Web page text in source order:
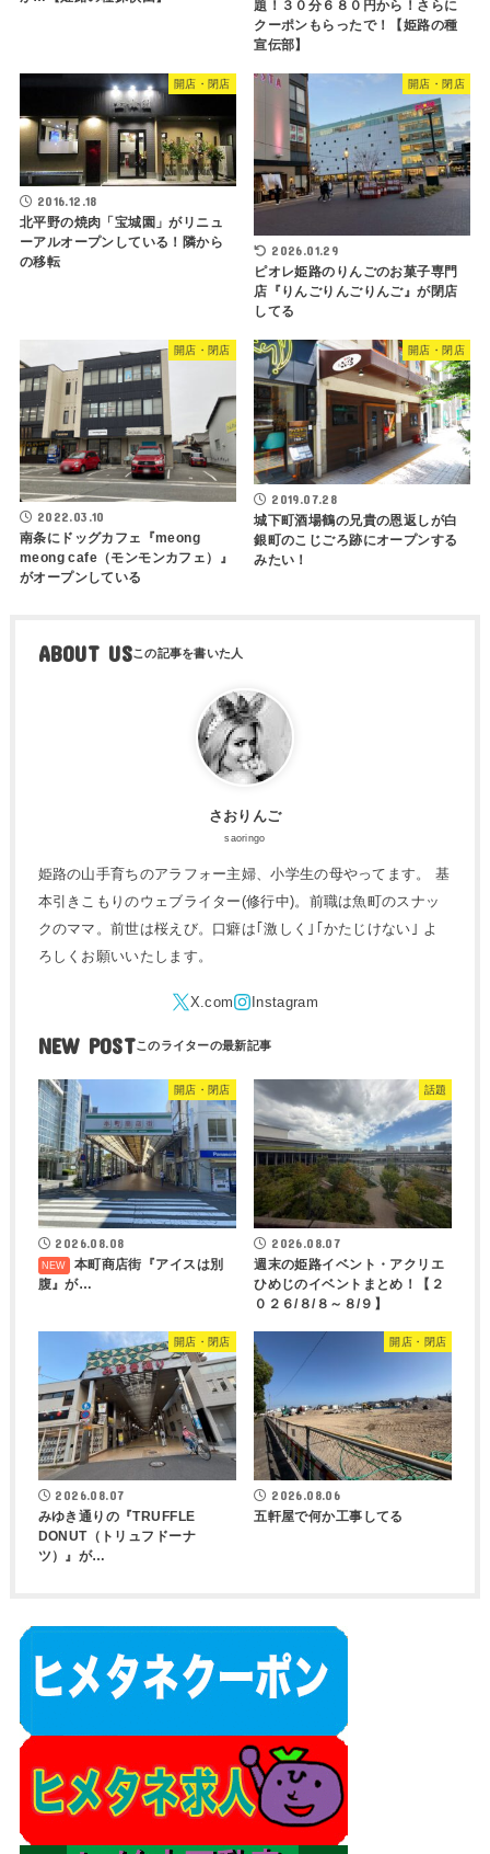
題！３０分６８０円から！さらに
クーポンもらったで！【姫路の種
宣伝部】
開店・閉店
2016.12.18
北平野の焼肉「宝城園」がリニュ
ーアルオープンしている！隣から
の移転
開店・閉店
2026.01.29
ピオレ姫路のりんごのお菓子専門
店『りんごりんごりんご』が閉店
してる
開店・閉店
2022.03.10
南条にドッグカフェ『meong
meong cafe（モンモンカフェ）』
がオープンしている
開店・閉店
2019.07.28
城下町酒場鶴の兄貴の恩返しが白
銀町のこじごろ跡にオープンする
みたい！
ABOUT US
さおりんご
saoringo
姫路の山手育ちのアラフォー主婦、小学生の母やってます。 基
本引きこもりのウェブライター(修行中)。前職は魚町のスナッ
クのママ。前世は桜えび。口癖は｢激しく｣｢かたじけない｣ よ
ろしくお願いいたします。
NEW POST
開店・閉店
2026.08.08
本町商店街『アイスは別
腹』が…
話題
2026.08.07
週末の姫路イベント・アクリエ
ひめじのイベントまとめ！【２
０２６/８/８～８/９】
開店・閉店
2026.08.07
みゆき通りの『TRUFFLE
DONUT（トリュフドーナ
ツ）』が…
開店・閉店
2026.08.06
五軒屋で何か工事してる